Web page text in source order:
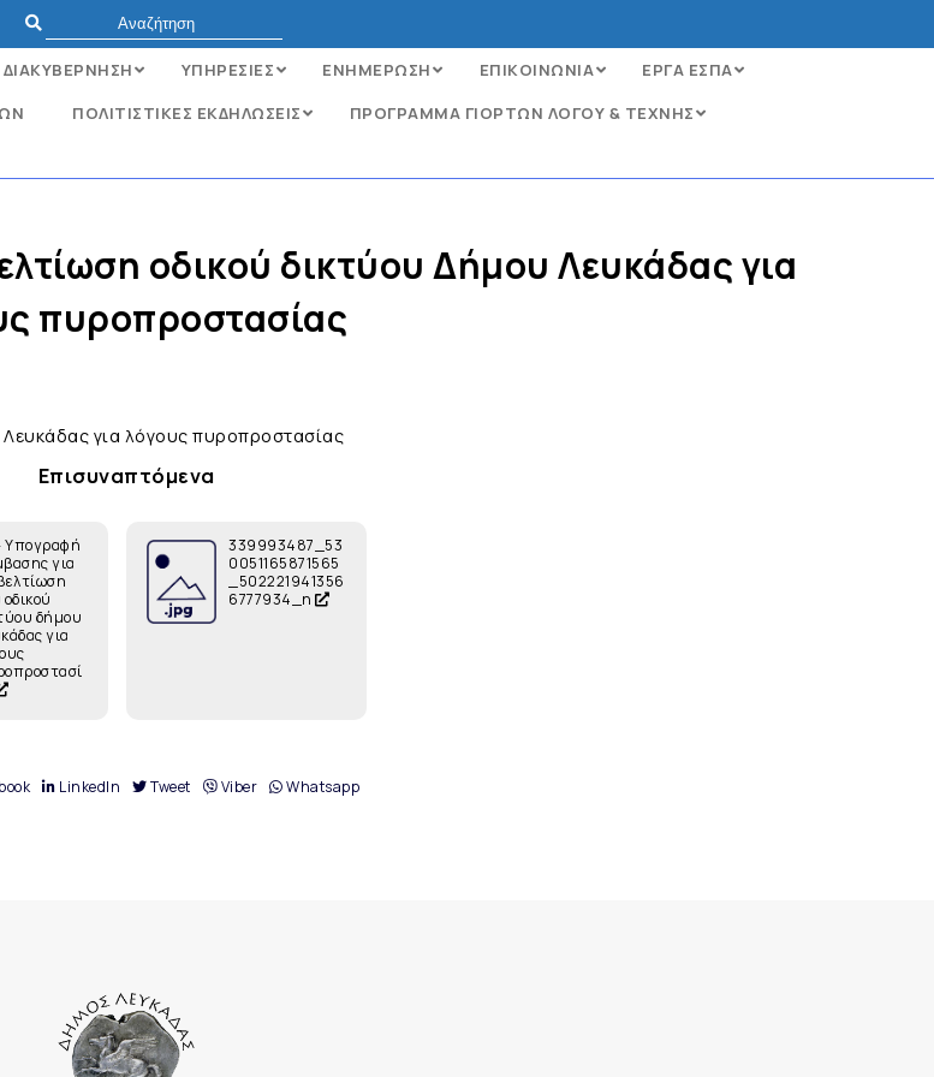
ΥΠΗΡΕΣΙΕΣ ΕΝΗΜΕΡΩΣΗ ΕΠΙΚΟΙΝΩΝΙΑ
ΕΡΓΑ ΕΣΠΑ
ΠΟΛΙΤΙΣΤΙΚΕΣ ΕΚΔΗΛΩΣΕΙΣ
ΠΡΟΓΡΑΜΜΑ ΓΙΟΡΤΩΝ ΛΟΓΟΥ & ΤΕΧΝΗΣ
οδικού δικτύου Δήμου Λευκάδας για
πυροπροστασίας
για λόγους πυροπροστασίας
Επισυναπτόμενα
Υπογραφή
για
δήμου
για
339993487_53
0051165871565
_502221941356
6777934_n
LinkedIn Tweet Viber Whatsapp